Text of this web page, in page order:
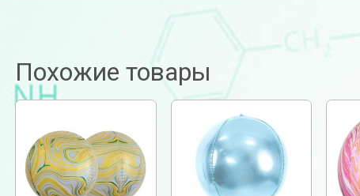
Похожие товары